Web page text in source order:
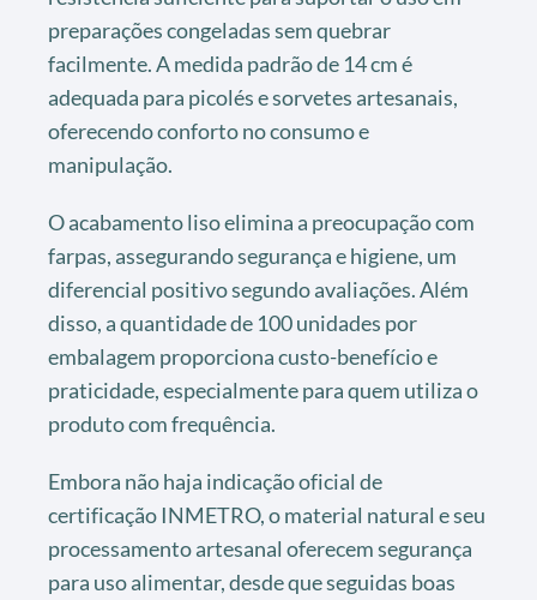
preparações congeladas sem quebrar
facilmente. A medida padrão de 14 cm é
adequada para picolés e sorvetes artesanais,
oferecendo conforto no consumo e
manipulação.
O acabamento liso elimina a preocupação com
farpas, assegurando segurança e higiene, um
diferencial positivo segundo avaliações. Além
disso, a quantidade de 100 unidades por
embalagem proporciona custo-benefício e
praticidade, especialmente para quem utiliza o
produto com frequência.
Embora não haja indicação oficial de
certificação INMETRO, o material natural e seu
processamento artesanal oferecem segurança
para uso alimentar, desde que seguidas boas